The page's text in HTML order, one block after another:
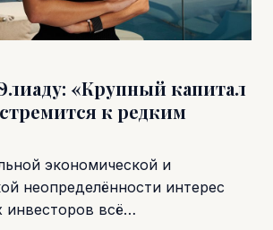
«Крупный капитал
к редким
экономической и
неопределённости интерес
инвесторов всё…